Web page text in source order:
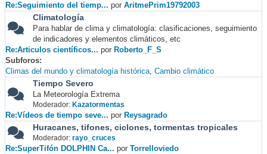
Re:Seguimiento del tiemp... por AritmePrim19792003
Climatología
Para hablar de clima y climatología: clasificaciones, seguimiento
de indicadores y elementos climáticos, etc
Re:Articulos científicos... por Roberto_F_S
Subforos
Climas del mundo y climatología histórica Cambio climático
Tiempo Severo
La Meteorología Extrema
Moderador: Kazatormentas
Re:Vídeos de tiempo seve... por Reysagrado
Huracanes, tifones, ciclones, tormentas tropicales
Moderador: rayo_cruces
Re:SuperTifón DOLPHIN Ca... por Torrelloviedo